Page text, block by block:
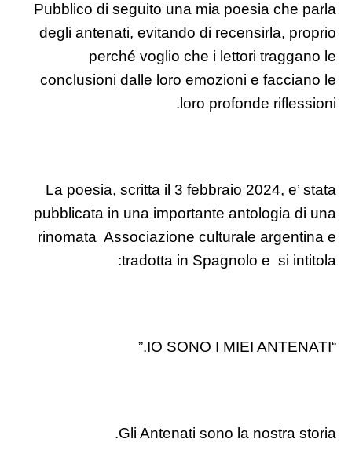
Pubblico di seguito una mia poesia che parla
degli antenati, evitando di recensirla, proprio
perché voglio che i lettori traggano le
conclusioni dalle loro emozioni e facciano le
loro profonde riflessioni.
La poesia, scritta il 3 febbraio 2024, e’ stata
pubblicata in una importante antologia di una
rinomata Associazione culturale argentina e
tradotta in Spagnolo e si intitola:
“IO SONO I MIEI ANTENATI.”
Gli Antenati sono la nostra storia.